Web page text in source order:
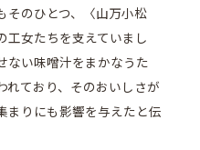
そのひとつ、〈山万小松
工女たちを支えていまし
ない味噌汁をまかなうた
れており、そのおいしさが
まりにも影響を与えたと伝